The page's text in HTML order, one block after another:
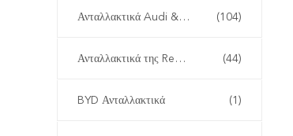
Ανταλλακτικά Audi & Volkswagen (104)
Ανταλλακτικά της Renault (44)
BYD Ανταλλακτικά (1)